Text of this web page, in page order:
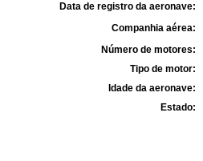
Data de registro da aeronave:
Companhia aérea:
Número de motores:
Tipo de motor:
Idade da aeronave:
Estado: